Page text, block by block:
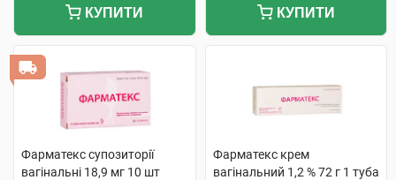
КУПИТИ КУПИТИ
Фарматекс супозиторії
вагінальні 18,9 мг 10 шт
Фарматекс крем
вагінальний 1,2 % 72 г 1 туба